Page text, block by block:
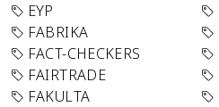
EYP
FABRIKA
FACT-CHECKERS
FAIRTRADE
FAKULTA